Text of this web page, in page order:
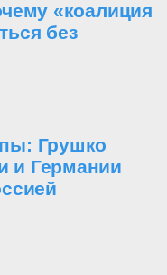
«коалиция
без
Грушко
и Германии